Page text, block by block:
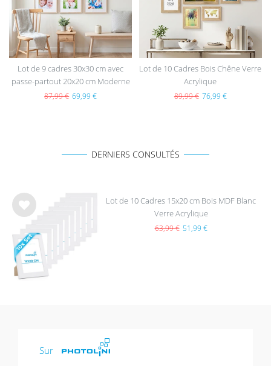
Lot de 9 cadres 30x30 cm avec
passe-partout 20x20 cm Moderne
Naturel en MDF avec vitre en
87,99 € 69,99 €
Lot de 10 Cadres Bois Chêne Verre
Acrylique
89,99 € 76,99 €
DERNIERS CONSULTÉS
List
sou
hait
s
Lot de 10 Cadres 15x20 cm Bois MDF Blanc
Verre Acrylique
63,99 € 51,99 €
Sur